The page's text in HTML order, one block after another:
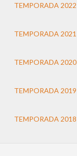
TEMPORADA 2022
TEMPORADA 2021
TEMPORADA 2020
TEMPORADA 2019
TEMPORADA 2018